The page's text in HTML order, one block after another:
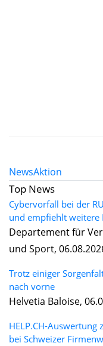
NewsAktion
Top News
Cybervorfall bei der
und empfiehlt weitere
Departement für
und Sport,
Trotz einiger
nach vorne
Helvetia Baloise,
HELP.CH-
bei Schweizer